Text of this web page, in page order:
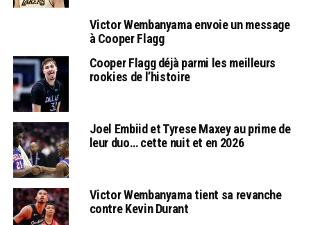
Victor Wembanyama envoie un message
à Cooper Flagg
Cooper Flagg déjà parmi les meilleurs
rookies de l’histoire
Joel Embiid et Tyrese Maxey au prime de
leur duo… cette nuit et en 2026
Victor Wembanyama tient sa revanche
contre Kevin Durant